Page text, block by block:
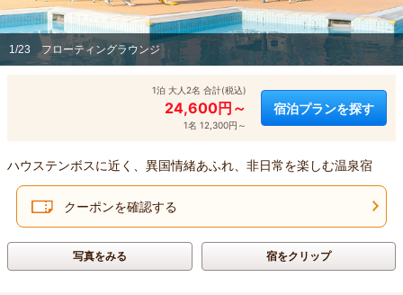
1/23 フローティングラウンジ
1泊 大人2名 合計(税込)
24,600円～
1名 12,300円～
宿泊プランを探す
ハウステンボスに近く、異国情緒あふれ、非日常を楽しむ温泉宿
クーポンを確認する
写真をみる 宿をクリップ